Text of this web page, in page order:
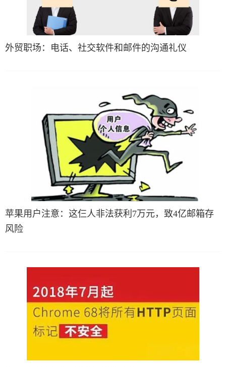
外贸职场：电话、社交软件和邮件的沟通礼仪
苹果用户注意：这仨人非法获利7万元，致4亿邮箱存
风险